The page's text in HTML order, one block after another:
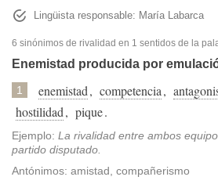
Sinónimos
Temas
Temas
Lingüista responsable: María Labarca
6 sinónimos de rivalidad en 1 sentidos de la
Enemistad producida por
1 enemistad, competencia,
hostilidad, pique.
Ejemplo: La rivalidad entre ambos
partido disputado.
Antónimos: amistad, compañerismo